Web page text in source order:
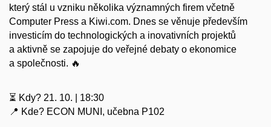
který stál u vzniku několika významných firem včetně
Computer Press a Kiwi.com. Dnes se věnuje především
investicím do technologických a inovativních projektů
a aktivně se zapojuje do veřejné debaty o ekonomice
a společnosti. 🔥
⏳ Kdy? 21. 10. | 18:30
📍 Kde? ECON MUNI, učebna P102